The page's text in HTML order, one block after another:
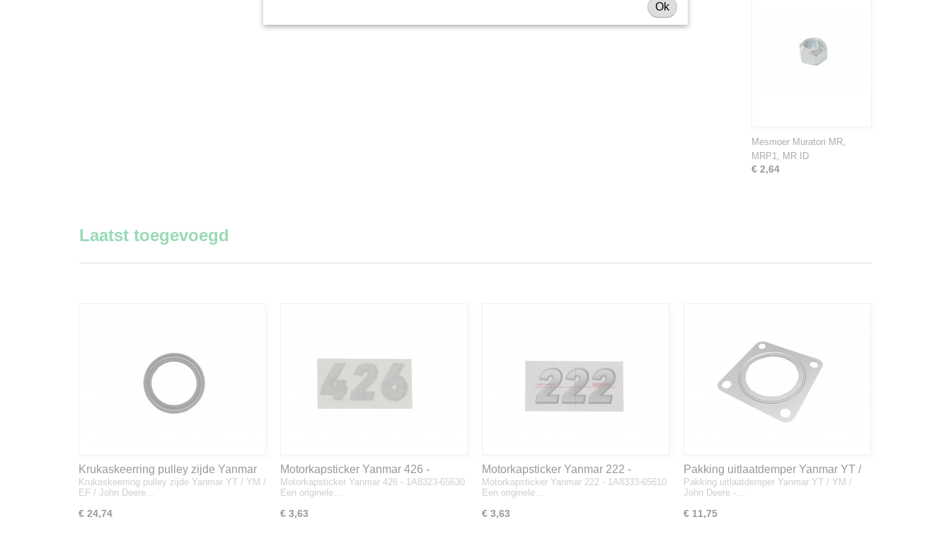
Mesmoer Muratori MR,
MRP1, MR ID
€ 2,64
Laatst toegevoegd
Krukaskeerring pulley zijde Yanmar
YT / YM / EF / John Deere - 119934-
01800
Krukaskeerring pulley zijde Yanmar YT / YM /
EF / John Deere…
€ 24,74
Motorkapsticker Yanmar 426 -
1A8323-65630
Motorkapsticker Yanmar 426 - 1A8323-65630
Een originele…
€ 3,63
Motorkapsticker Yanmar 222 -
1A8333-65610
Motorkapsticker Yanmar 222 - 1A8333-65610
Een originele…
€ 3,63
Pakking uitlaatdemper Yanmar YT /
YM / John Deere - 128300-13230
Pakking uitlaatdemper Yanmar YT / YM /
John Deere -…
€ 11,75
Ok